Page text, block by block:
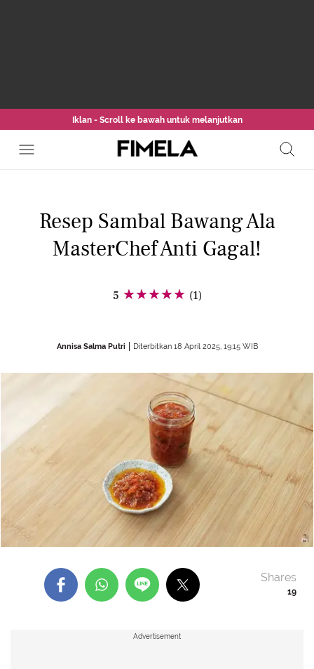
Iklan - Scroll ke bawah untuk melanjutkan
Resep Sambal Bawang Ala
MasterChef Anti Gagal!
5 (1)
Annisa Salma Putri Diterbitkan 18 April 2025, 19:15 WIB
19
Shares
Advertisement